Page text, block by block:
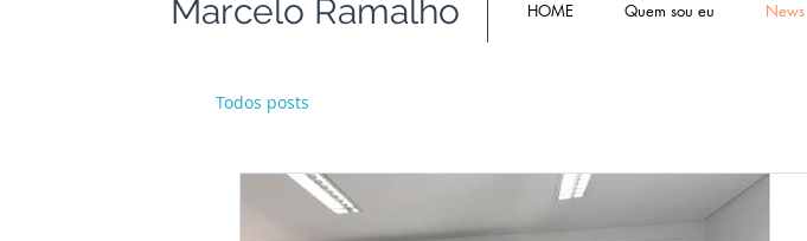
Marcelo Ramalho HOME Quem sou eu News
Todos posts